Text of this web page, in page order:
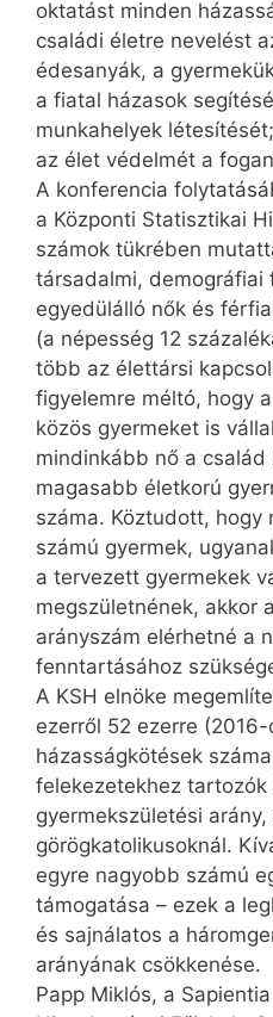
oktatást minden
családi életre nevelést
édesanyák, a
a fiatal házasok
munkahelyek
az élet védelmét a
A konferencia
a Központi Statisztikai
számok tükrében
társadalmi, demográfiai
egyedülálló nők és
(a népesség 12
több az élettársi
figyelemre méltó, hogy
közös gyermeket is
mindinkább nő a
magasabb életkorú
száma. Köztudott, hogy
számú gyermek,
a tervezett gyermekek
megszületnének, akkor
arányszám elérhetné a
fenntartásához
A KSH elnöke
ezerről 52 ezerre
házasságkötések
felekezetekhez tartozók
gyermekszületési
görög­kato­liku­sok­nál.
egyre nagyobb számú
támogatása – ezek a
és sajnálatos a
arányának csökkenése.
Papp Miklós, a